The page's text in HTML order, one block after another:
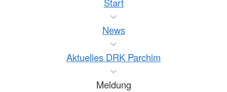
Start
News
Aktuelles DRK Parchim
Meldung